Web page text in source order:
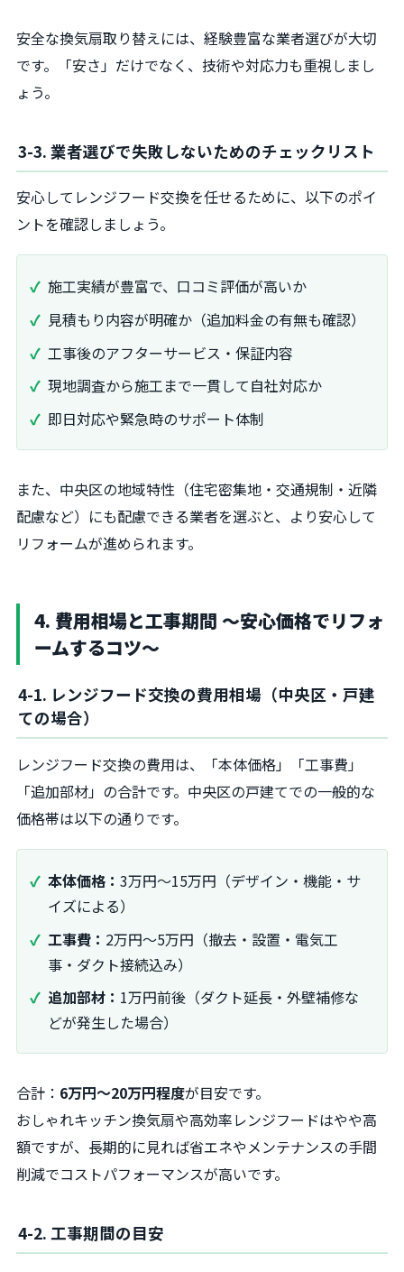
安全な換気扇取り替えには、経験豊富な業者選びが大切
です。「安さ」だけでなく、技術や対応力も重視しまし
ょう。
3-3. 業者選びで失敗しないためのチェックリスト
安心してレンジフード交換を任せるために、以下のポイ
ントを確認しましょう。
施工実績が豊富で、口コミ評価が高いか
見積もり内容が明確か（追加料金の有無も確認）
工事後のアフターサービス・保証内容
現地調査から施工まで一貫して自社対応か
即日対応や緊急時のサポート体制
また、中央区の地域特性（住宅密集地・交通規制・近隣
配慮など）にも配慮できる業者を選ぶと、より安心して
リフォームが進められます。
4. 費用相場と工事期間 〜安心価格でリフォ
ームするコツ〜
4-1. レンジフード交換の費用相場（中央区・戸建
ての場合）
レンジフード交換の費用は、「本体価格」「工事費」
「追加部材」の合計です。中央区の戸建てでの一般的な
価格帯は以下の通りです。
本体価格： 3万円〜15万円（デザイン・機能・サ
イズによる）
工事費： 2万円〜5万円（撤去・設置・電気工
事・ダクト接続込み）
追加部材： 1万円前後（ダクト延長・外壁補修な
どが発生した場合）
合計： 6万円〜20万円程度が目安です。
おしゃれキッチン換気扇や高効率レンジフードはやや高
額ですが、長期的に見れば省エネやメンテナンスの手間
削減でコストパフォーマンスが高いです。
4-2. 工事期間の目安